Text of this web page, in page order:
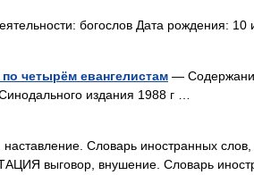
богослов Дата рождения: 10
четырём евангелистам —
издания 1988 г …
Словарь иностранных
выговор, внушение. Словарь